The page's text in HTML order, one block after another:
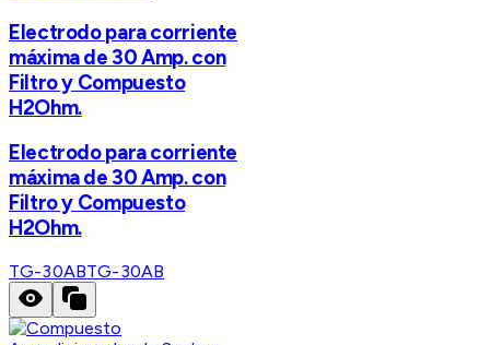
Electrodo para corriente
máxima de 30 Amp. con
Filtro y Compuesto
H2Ohm.
Electrodo para corriente
máxima de 30 Amp. con
Filtro y Compuesto
H2Ohm.
TG-30ABTG-30AB